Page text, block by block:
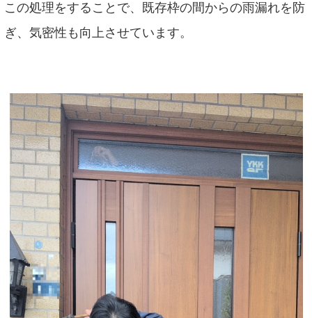
この処理をすることで、既存枠の間からの雨漏れを防
ぎ、気密性も向上させています。